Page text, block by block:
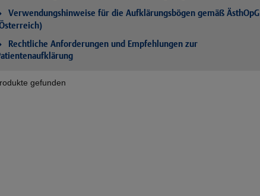
Verwendungshinweise für die Aufklärungsbögen gemäß ÄsthOpG
Rechtliche Anforderungen und Empfehlungen zur
gefunden